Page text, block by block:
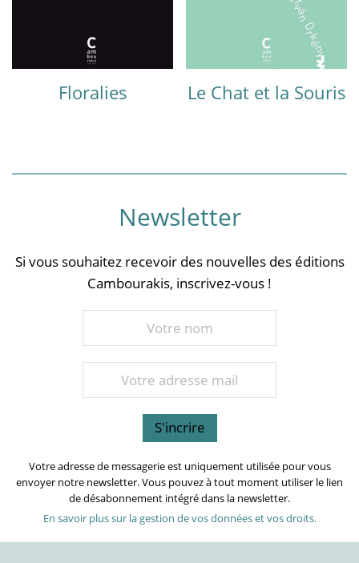
Floralies Le Chat et la Souris
Newsletter
Si vous souhaitez recevoir des nouvelles des éditions
Cambourakis, inscrivez-vous !
Votre adresse de messagerie est uniquement utilisée pour vous
envoyer notre newsletter. Vous pouvez à tout moment utiliser le lien
de désabonnement intégré dans la newsletter.
En savoir plus sur la gestion de vos données et vos droits.